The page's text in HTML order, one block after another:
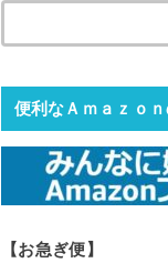
便利なＡｍａｚｏ
【お急ぎ便】